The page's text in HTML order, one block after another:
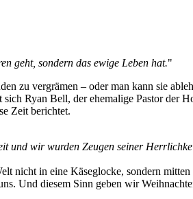
geht, sondern das ewige Leben hat."
zu vergrämen – oder man kann sie
Ryan Bell, der ehemalige Pastor der
Zeit berichtet.
und wir wurden Zeugen seiner
nicht in eine Käseglocke, sondern
Und diesem Sinn geben wir